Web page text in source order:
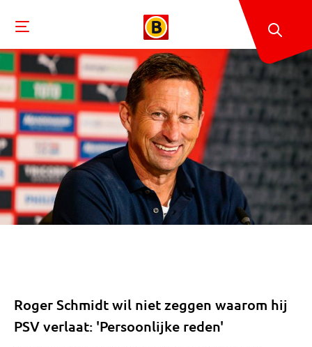
Roger Schmidt wil niet zeggen waarom hij
PSV verlaat: 'Persoonlijke reden'